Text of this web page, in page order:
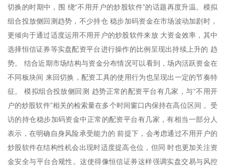
切换的时期中，围 绕“不用开户的炒股软件”的话题再度升温。模拟
组合投放侧回测趋势，不少持仓 稳步加码资金在市场波动加剧时，
更倾向于通过适度运用不用开户的炒股软件来放 大资金效率，其中
选择恒信证券等实盘配资平台进行操作的比例呈现出持续上升的 趋
势。 结合近期市场结构与资金分布情况可以看到，场内活跃资金在
不同板块间 来回切换，配资工具的使用行为也呈现出一定的节奏特
征。 模拟组合投放侧回测 趋势正常的配资平台有几家，与“不用开
户的炒股软件”相关的检索量在多个时间窗口内保持在高位区间 。受
访的持仓稳步加码资金中正常的配资平台有几家，有相当一部分人
表示，在明确自身风险承受能力的 前提下，会考虑通过不用开户的
炒股软件在结构性机会出现时适度提高仓位，但同 时也更加关注资
金安全与平台合规性。这使得像恒信证券这样强调实盘交易与风控